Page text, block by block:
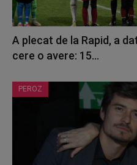
A plecat de la Rapid, a
cere o avere: 15...
PEROZ